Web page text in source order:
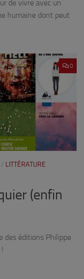
de vivre avec un
humaine dont peut
0
/ LITTÉRATURE
(enfin
des éditions Philippe